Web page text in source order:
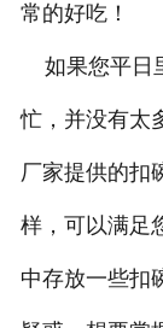
常的好吃！
如果您平日
忙，并没有太
厂家提供的扣
样，可以满足
中存放一些扣